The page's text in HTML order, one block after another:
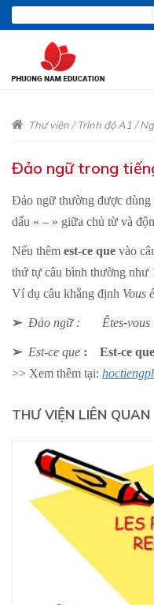
Thư viện/Trình độ A1 /
Đảo ngữ trong
Đảo ngữ thường được dùng
dấu « – » giữa chủ từ và
Nếu thêm est-ce que vào
thứ tự câu bình thường như
Ví dụ câu khẳng định Vous
➢ Đảo ngữ : Êtes-vous
➢ Est-ce que : Est-ce que
>> Xem thêm tại:
THƯ VIỆN LIÊN QUAN